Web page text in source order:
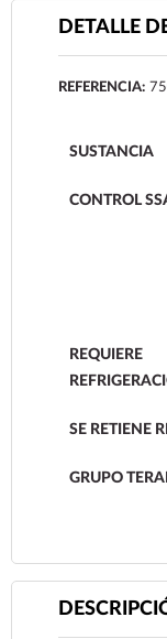
DETALLE
REFERENCIA:
SUSTANCIA
CONTROL
REQUIERE
SE RETIENE
GRUPO